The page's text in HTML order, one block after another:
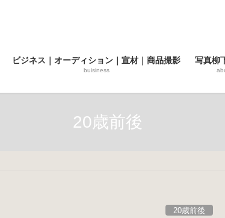
ビジネス｜オーディション｜宣材｜商品撮影
buisiness
写真柳
20歳前後
20歳前後